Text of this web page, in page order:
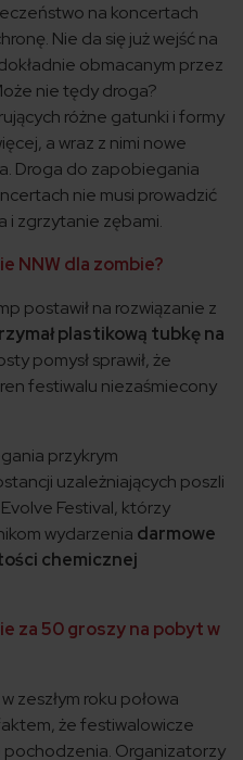
na koncertach
Nie da się już wejść na
obmacanym przez
nie tędy droga?
różne gatunki i formy
a wraz z nimi nowe
Droga do zapobiegania
nie musi prowadzić
i zgrzytanie zębami.
NNW dla zombie?
postawił na rozwiązanie z
plastikową tubkę na
pomysł sprawił, że
festiwalu niezaśmiecony
przykrym
uzależniających poszli
Festival, którzy
wydarzenia darmowe
chemicznej
za 50 groszy na pobyt w
zeszłym roku połowa
że festiwalowicze
Organizatorzy